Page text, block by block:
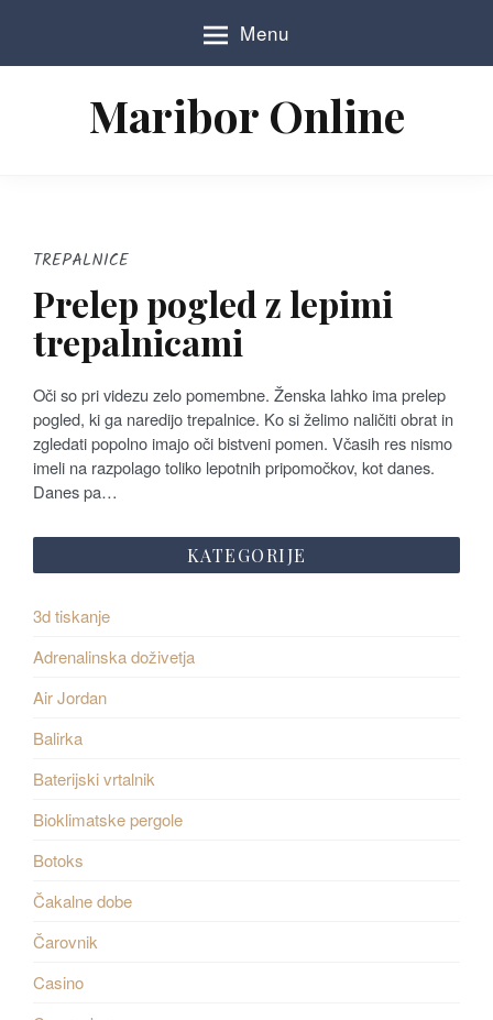
Menu
Maribor Online
TREPALNICE
Prelep pogled z lepimi
trepalnicami
Oči so pri videzu zelo pomembne. Ženska lahko ima prelep
pogled, ki ga naredijo trepalnice. Ko si želimo naličiti obrat in
zgledati popolno imajo oči bistveni pomen. Včasih res nismo
imeli na razpolago toliko lepotnih pripomočkov, kot danes.
Danes pa…
KATEGORIJE
3d tiskanje
Adrenalinska doživetja
Air Jordan
Balirka
Baterijski vrtalnik
Bioklimatske pergole
Botoks
Čakalne dobe
Čarovnik
Casino